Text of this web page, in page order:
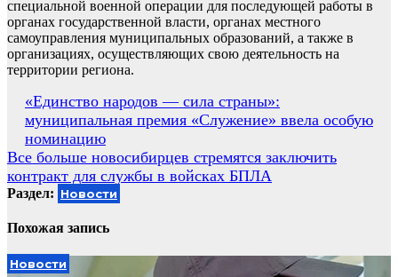
специальной военной операции для последующей работы в
органах государственной власти, органах местного
самоуправления муниципальных образований, а также в
организациях, осуществляющих свою деятельность на
территории региона.
Навигация
по
записям
«Единство народов — сила страны»:
муниципальная премия «Служение» ввела особую
номинацию
Все больше новосибирцев стремятся заключить
контракт для службы в войсках БПЛА
Раздел: Новости
Похожая запись
Новости